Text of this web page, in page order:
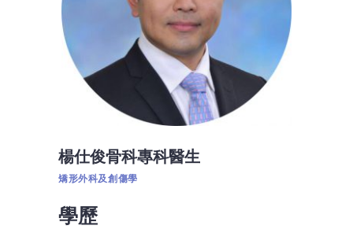
楊仕俊骨科專科醫生
矯形外科及創傷學
學歷